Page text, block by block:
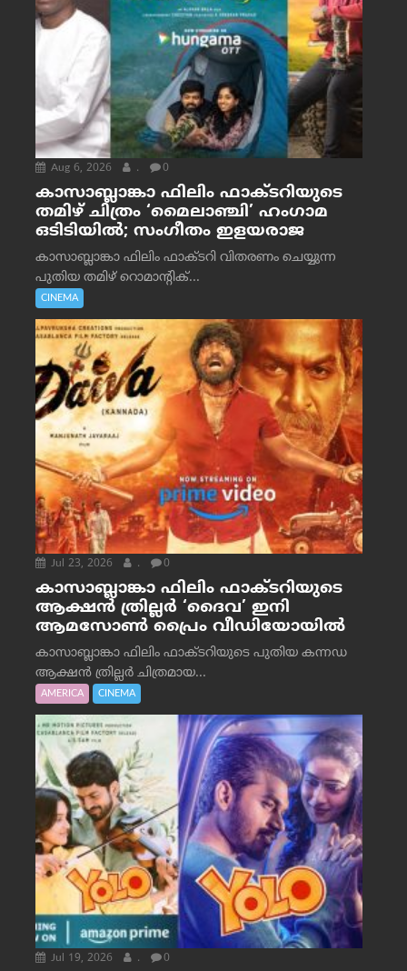
Aug 6, 2026 . 0
കാസാബ്ലാങ്കാ ഫിലിം ഫാക്ടറിയുടെ
തമിഴ് ചിത്രം ‘മൈലാഞ്ചി’ ഹംഗാമ
ഒടിടിയിൽ; സംഗീതം ഇളയരാജ
കാസാബ്ലാങ്കാ ഫിലിം ഫാക്ടറി വിതരണം ചെയ്യുന്ന
പുതിയ തമിഴ് റൊമാന്റിക്...
CINEMA
Jul 23, 2026 . 0
കാസാബ്ലാങ്കാ ഫിലിം ഫാക്ടറിയുടെ
ആക്ഷൻ ത്രില്ലർ ‘ദൈവ’ ഇനി
ആമസോൺ പ്രൈം വീഡിയോയിൽ
കാസാബ്ലാങ്കാ ഫിലിം ഫാക്ടറിയുടെ പുതിയ കന്നഡ
ആക്ഷൻ ത്രില്ലർ ചിത്രമായ...
AMERICA CINEMA
Jul 19, 2026 . 0